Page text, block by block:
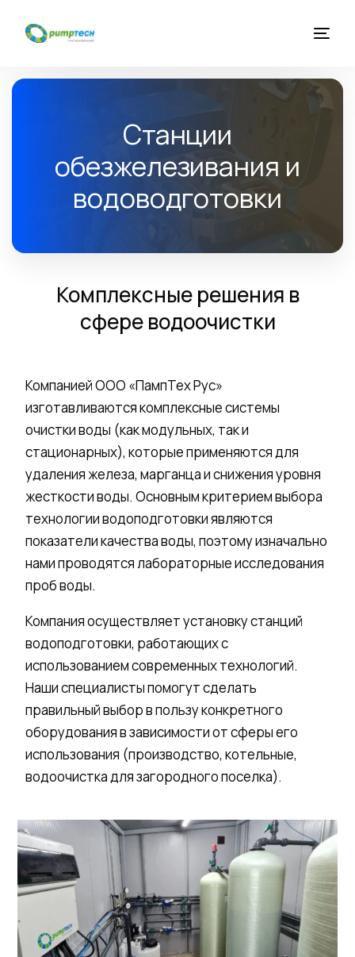
Станции
обезжелезивания и
водоводготовки
Комплексные решения в
сфере водоочистки
Компанией ООО «ПампТех Рус»
изготавливаютсякомплексныесистемы
очистки воды (как модульных, так и
стационарных), которые применяются для
удаления железа, марганца и снижения уровня
жесткости воды. Основным критерием выбора
технологии водоподготовки являются
показатели качества воды, поэтому изначально
нами проводятся лабораторные исследования
проб воды.
Компания осуществляет установку станций
водоподготовки, работающих с
использованием современных технологий.
Наши специалисты помогут сделать
правильный выбор в пользу конкретного
оборудования в зависимости от сферы его
использования (производство, котельные,
водоочистка для загородного поселка).
Новости